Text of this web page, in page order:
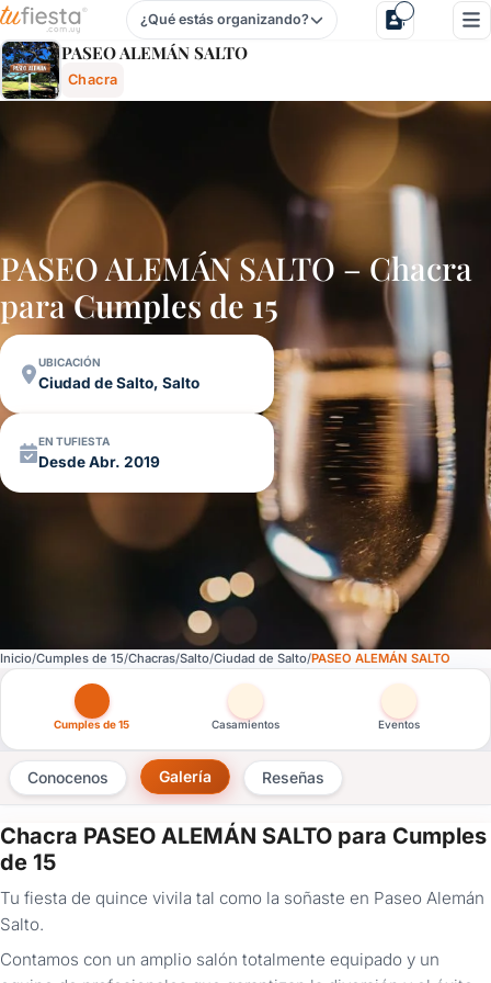
Paseo AlemÁn Salto - Chacra En Ciudad De Salto, Salto,
¿Qué estás organizando?
PASEO ALEMÁN SALTO
Chacra
PASEO ALEMÁN SALTO – Chacra
paraCumples de 15
UBICACIÓN
Ciudad de Salto, Salto
EN TUFIESTA
Desde Abr. 2019
Inicio Cumples de 15 Chacras Salto Ciudad de Salto PASEO ALEMÁN SALTO
Otras versiones de esta ficha por tipo de festejo
Cumples de 15 Casamientos Eventos
Conocenos Galería Reseñas
Chacra PASEO ALEMÁN SALTO para Cumples
de 15
Tu fiesta de quince vivila tal como la soñaste en Paseo Alemán
Salto.
Contamos con un amplio salón totalmente equipado y un
×
Consultar
¿Ya
tenés
cuenta?